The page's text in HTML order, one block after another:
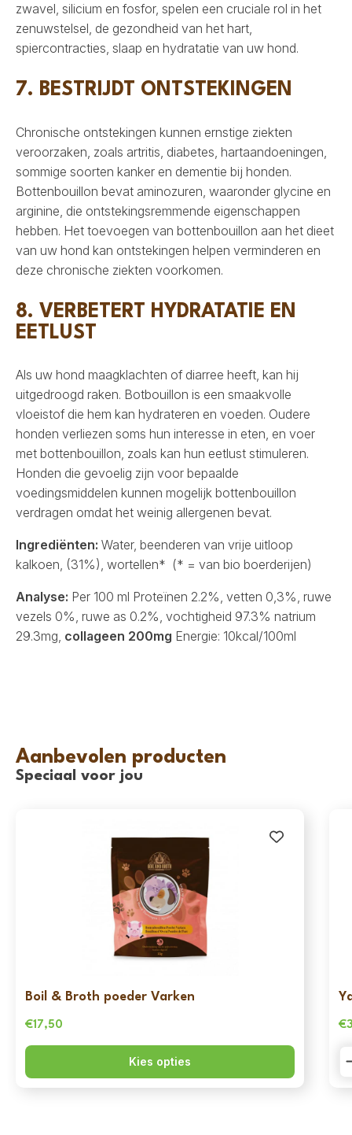
zwavel, silicium en fosfor, spelen een cruciale rol in het
zenuwstelsel, de gezondheid van het hart,
spiercontracties, slaap en hydratatie van uw hond.
7. BESTRIJDT ONTSTEKINGEN
Chronische ontstekingen kunnen ernstige ziekten
veroorzaken, zoals artritis, diabetes, hartaandoeningen,
sommige soorten kanker en dementie bij honden.
Bottenbouillon bevat aminozuren, waaronder glycine en
arginine, die ontstekingsremmende eigenschappen
hebben. Het toevoegen van bottenbouillon aan het dieet
van uw hond kan ontstekingen helpen verminderen en
deze chronische ziekten voorkomen.
8. VERBETERT HYDRATATIE EN
EETLUST
Als uw hond maagklachten of diarree heeft, kan hij
uitgedroogd raken. Botbouillon is een smaakvolle
vloeistof die hem kan hydrateren en voeden. Oudere
honden verliezen soms hun interesse in eten, en voer
met bottenbouillon, zoals kan hun eetlust stimuleren.
Honden die gevoelig zijn voor bepaalde
voedingsmiddelen kunnen mogelijk bottenbouillon
verdragen omdat het weinig allergenen bevat.
Ingrediënten: Water, beenderen van vrije uitloop
kalkoen, (31%), wortellen* (* = van bio boerderijen)
Analyse: Per 100 ml Proteïnen 2.2%, vetten 0,3%, ruwe
vezels 0%, ruwe as 0.2%, vochtigheid 97.3% natrium
29.3mg, collageen 200mg Energie: 10kcal/100ml
Aanbevolen producten
Speciaal voor jou
Boil & Broth poeder Varken
€17,50
Kies opties
€